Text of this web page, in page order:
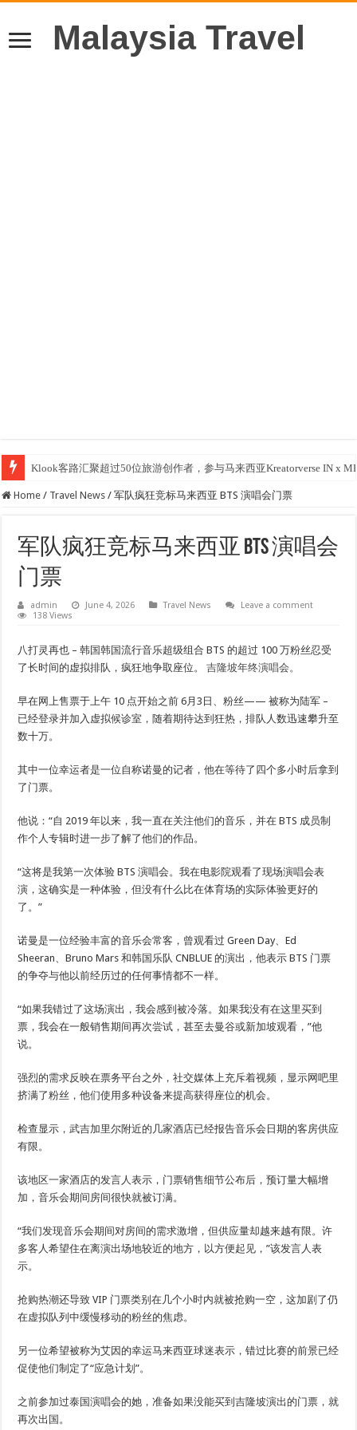
Malaysia Travel
Klook客路汇聚超过50位旅游创作者，参与马来西亚Kreatorverse IN x
Home / Travel News / 军队疯狂竞标马来西亚 BTS 演唱会门票
军队疯狂竞标马来西亚 BTS 演唱会
门票
admin June 4, 2026 Travel News
Leave a comment
138 Views
八打灵再也 – 韩国韩国流行音乐超级组合 BTS 的超过 100 万粉丝忍受
了长时间的虚拟排队，疯狂地争取座位。吉隆坡年终演唱会。
早在网上售票于上午 10 点开始之前6月3日 、粉丝——被称为陆军 –
已经登录并加入虚拟候诊室，随着期待达到狂热，排队人数迅速攀升至
数十万。
其中一位幸运者是一位自称诺曼的记者，他在等待了四个多小时后拿到
了门票。
他说：“自 2019 年以来，我一直在关注他们的音乐，并在 BTS 成员制
作个人专辑时进一步了解了他们的作品。
“这将是我第一次体验 BTS 演唱会。我在电影院观看了现场演唱会表
演，这确实是一种体验，但没有什么比在体育场的实际体验更好的
了。”
诺曼是一位经验丰富的音乐会常客，曾观看过 Green Day、Ed
Sheeran、Bruno Mars 和韩国乐队 CNBLUE 的演出，他表示 BTS 门票
的争夺与他以前经历过的任何事情都不一样。
“如果我错过了这场演出，我会感到被冷落。如果我没有在这里买到
票，我会在一般销售期间再次尝试，甚至去曼谷或新加坡观看，”他
说。
强烈的需求反映在票务平台之外，社交媒体上充斥着视频，显示网吧里
挤满了粉丝，他们使用多种设备来提高获得座位的机会。
检查显示，武吉加里尔附近的几家酒店已经报告音乐会日期的客房供应
有限。
该地区一家酒店的发言人表示，门票销售细节公布后，预订量大幅增
加，音乐会期间房间很快就被订满。
“我们发现音乐会期间对房间的需求激增，但供应量却越来越有限。许
多客人希望住在离演出场地较近的地方，以方便起见，”该发言人表
示。
抢购热潮还导致 VIP 门票类别在几个小时内就被抢购一空，这加剧了仍
在虚拟队列中缓慢移动的粉丝的焦虑。
另一位希望被称为艾因的幸运马来西亚球迷表示，错过比赛的前景已经
促使他们制定了“应急计划”。
之前参加过泰国演唱会的她，准备如果没能买到吉隆坡演出的门票，就
再次出国。